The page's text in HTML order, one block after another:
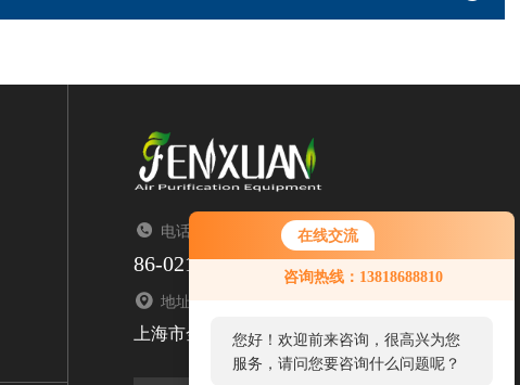
在线交流
咨询热线：13818688810
您好！欢迎前来咨询，很高兴为您
服务，请问您要咨询什么问题呢？
电话：TEL
86-021-67676323
地址：ADDRESS
上海市金山区亭枫公路2299号1栋